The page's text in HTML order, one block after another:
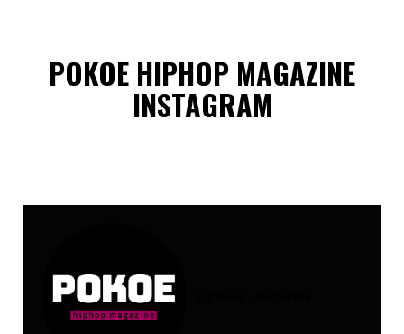
POKOE HIPHOP MAGAZINE
INSTAGRAM